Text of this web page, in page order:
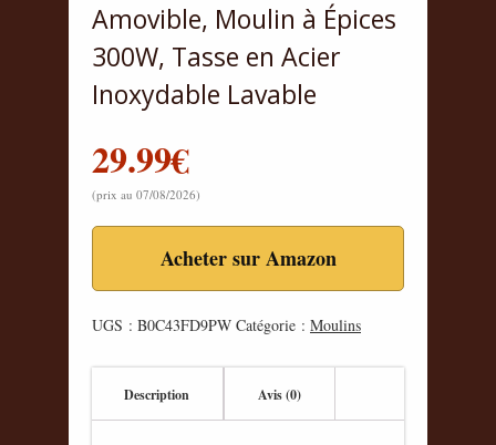
Amovible, Moulin à Épices
300W, Tasse en Acier
Inoxydable Lavable
29.99€
(prix au 07/08/2026)
Acheter sur Amazon
UGS : B0C43FD9PW Catégorie : Moulins
Description Avis (0)